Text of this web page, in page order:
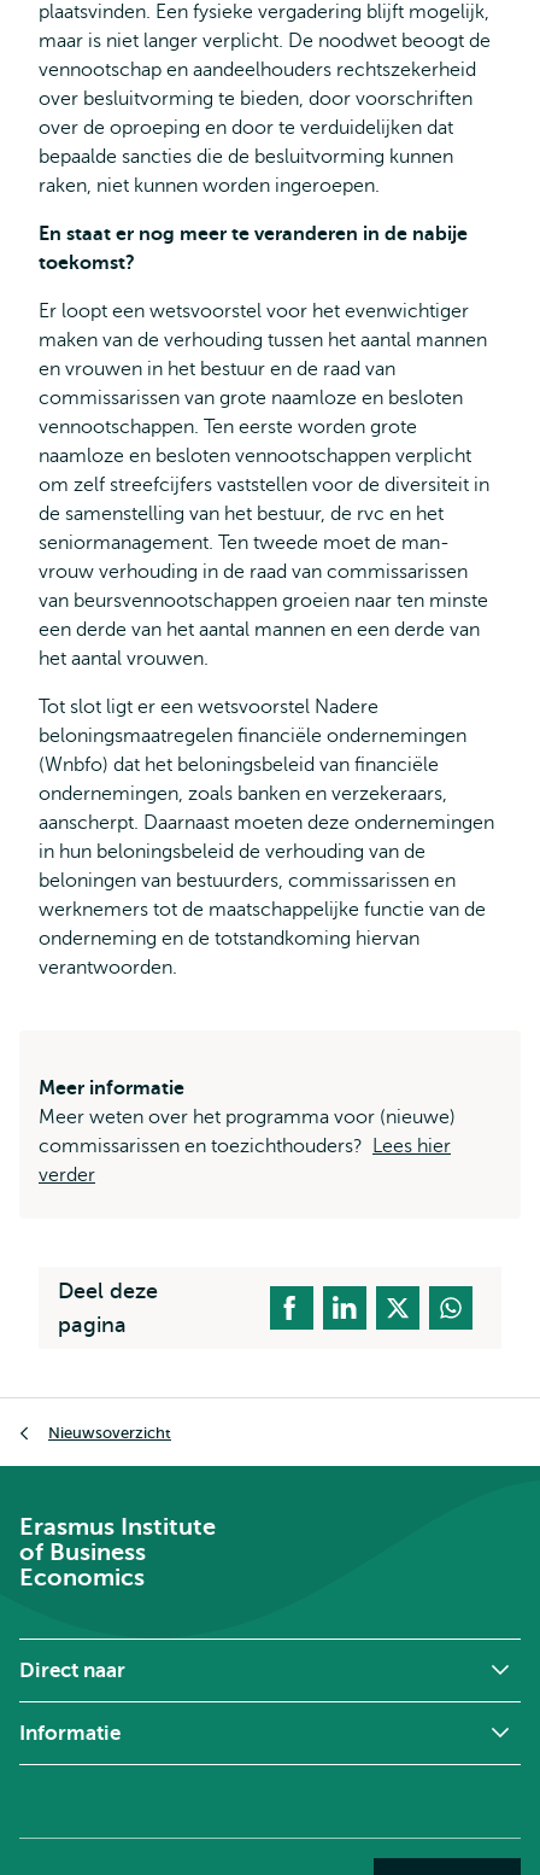
plaatsvinden. Een fysieke vergadering blijft mogelijk,
maar is niet langer verplicht. De noodwet beoogt de
vennootschap en aandeelhouders rechtszekerheid
over besluitvorming te bieden, door voorschriften
over de oproeping en door te verduidelijken dat
bepaalde sancties die de besluitvorming kunnen
raken, niet kunnen worden ingeroepen.
En staat er nog meer te veranderen in de nabije
toekomst?
Er loopt een wetsvoorstel voor het evenwichtiger
maken van de verhouding tussen het aantal mannen
en vrouwen in het bestuur en de raad van
commissarissen van grote naamloze en besloten
vennootschappen. Ten eerste worden grote
naamloze en besloten vennootschappen verplicht
om zelf streefcijfers vaststellen voor de diversiteit in
de samenstelling van het bestuur, de rvc en het
seniormanagement. Ten tweede moet de man-
vrouw verhouding in de raad van commissarissen
van beursvennootschappen groeien naar ten minste
een derde van het aantal mannen en een derde van
het aantal vrouwen.
Tot slot ligt er een wetsvoorstel Nadere
beloningsmaatregelen financiële ondernemingen
(Wnbfo) dat het beloningsbeleid van financiële
ondernemingen, zoals banken en verzekeraars,
aanscherpt. Daarnaast moeten deze ondernemingen
in hun beloningsbeleid de verhouding van de
beloningen van bestuurders, commissarissen en
werknemers tot de maatschappelijke functie van de
onderneming en de totstandkoming hiervan
verantwoorden.
Meer informatie
Meer weten over het programma voor (nieuwe)
commissarissen en toezichthouders?
Lees hier
verder
Deel deze
pagina
Nieuwsoverzicht
Erasmus Institute
of Business
Economics
Direct naar
Informatie